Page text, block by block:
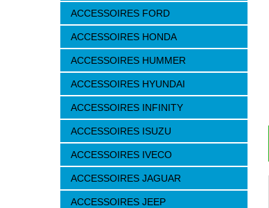
ACCESSOIRES FORD
ACCESSOIRES HONDA
ACCESSOIRES HUMMER
ACCESSOIRES HYUNDAI
ACCESSOIRES INFINITY
ACCESSOIRES ISUZU
ACCESSOIRES IVECO
ACCESSOIRES JAGUAR
ACCESSOIRES JEEP